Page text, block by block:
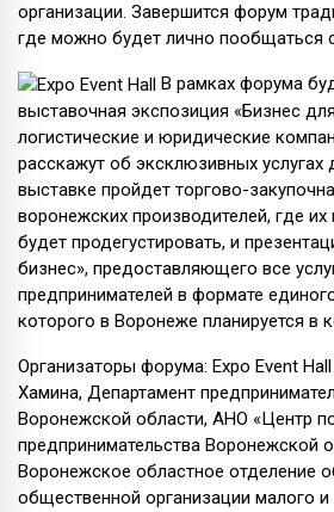
организации. Завершится форум
где можно будет лично пообщаться
В рамках форума
выставочная экспозиция «Бизнес
логистические и юридические
расскажут об эксклюзивных услугах
выставке пройдет торгово-
воронежских производителей, где
будет продегустировать, и
бизнес», предоставляющего все
предпринимателей в формате
которого в Воронеже планируется в
Организаторы форума: Expo Event
Хамина, Департамент
Воронежской области, АНО «Центр
предпринимательства Воронежской
Воронежское областное отделение
общественной организации малого и